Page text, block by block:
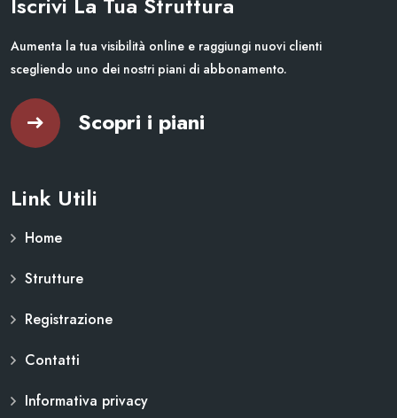
Aumenta la tua visibilità online e raggiungi nuovi clienti
scegliendo uno dei nostri piani di abbonamento.
Scopri i piani
Link Utili
Home
Strutture
Registrazione
Contatti
Informativa privacy